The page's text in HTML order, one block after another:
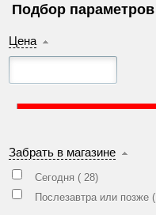
Подбор параметров
Цена
Забрать в магазине
Сегодня ( 28)
Послезавтра или позже (